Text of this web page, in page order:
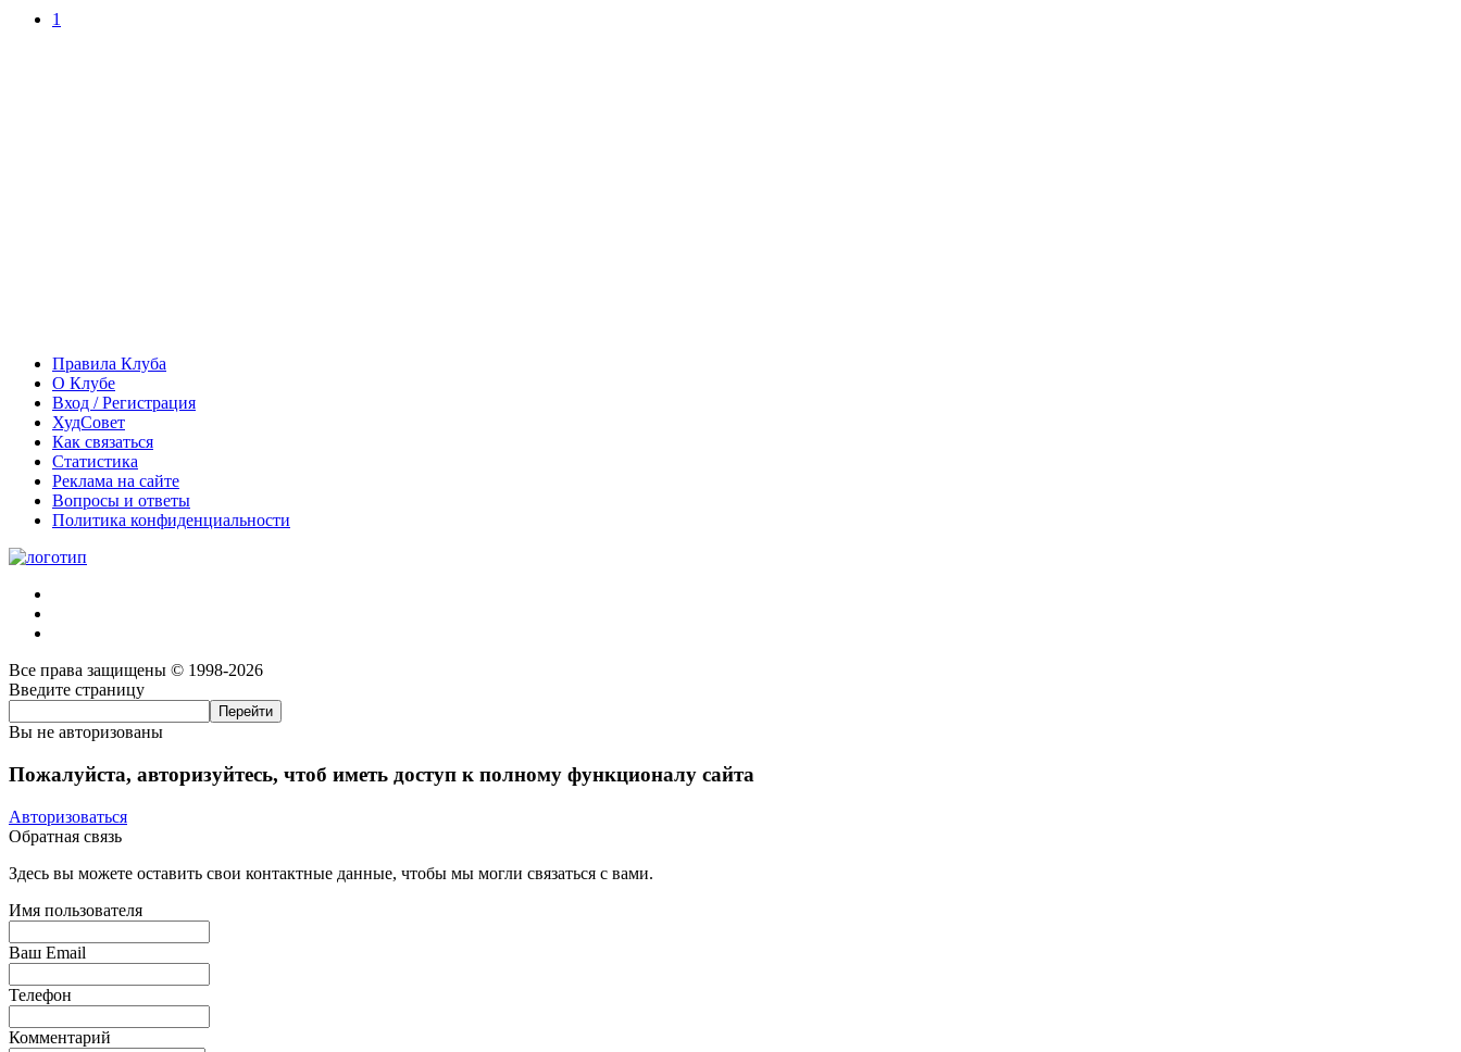
1
Правила Клуба
О Клубе
Вход / Регистрация
ХудСовет
Как связаться
Статистика
Реклама на сайте
Вопросы и ответы
Политика конфиденциальности
Все права защищены © 1998-2026
Введите страницу
Вы не авторизованы
Пожалуйста, авторизуйтесь, чтоб иметь доступ к полному функционалу сайта
Авторизоваться
Обратная связь
Здесь вы можете оставить свои контактные данные, чтобы мы могли связаться с вами.
Имя пользователя
Ваш Email
Телефон
Комментарий